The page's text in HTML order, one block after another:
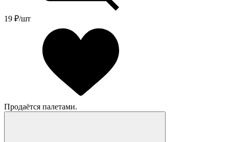
19 ₽/шт
Продаётся палетами.